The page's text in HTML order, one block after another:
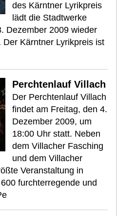
des Kärntner Lyrikpreis
lädt die Stadtwerke
Dezember 2009 wieder
Kärntner Lyrikpreis ist
Perchtenlauf Villach
Der Perchtenlauf Villach
findet am Freitag, den 4.
Dezember 2009, um
18:00 Uhr statt. Neben
dem Villacher Fasching
und dem Villacher
Veranstaltung in
furchterregende und